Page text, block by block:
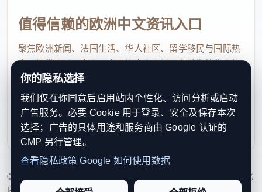
值得信赖的欧洲中文资讯入口
聚焦欧洲新闻、法国生活、华人社区、留学移民与国际热
点，提供及时、真实、实用的中文资讯，帮助海外华人快
速了解欧洲动态。
contact@xinouzhou.com
服务支持、版权与合作：工作日优先处理站务、投稿与权
利通知
© 2026 新欧洲·欧洲头条. All Rights Reserved. 本网站持续优化
内容透明度、联系方式与用户权利说明，以提升品牌信任感和
你的隐私选择
我们仅在你同意后启用站内个性化、访问分析或启动
广告服务。必要 Cookie 用于登录、安全及保存本次
选择；广告的具体用途和服务商由 Google 认证的
CMP 另行管理。
查看隐私政策 Google 如何使用数据